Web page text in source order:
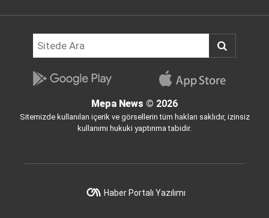
Mepa News © 2026
Sitemizde kullanılan içerik ve görsellerin tüm hakları saklıdır, izinsiz
kullanımı hukuki yaptırıma tabidir.
Haber Portalı Yazılımı